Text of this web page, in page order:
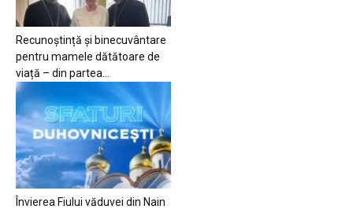
Recunoștință și binecuvântare
pentru mamele dătătoare de
viață – din partea...
Învierea Fiului văduvei din Nain